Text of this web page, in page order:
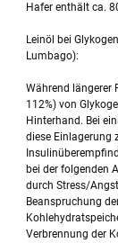
Hafer enthält ca.
Leinöl bei
Lumbago):
Während längerer
112%) von
Hinterhand. Bei
diese Einlagerung
bei der folgenden
durch Stress/
Beanspruchung
Verbrennung der